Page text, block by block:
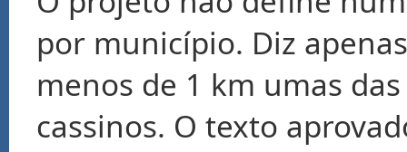
por município. Diz
menos de 1 km umas
cassinos. O texto